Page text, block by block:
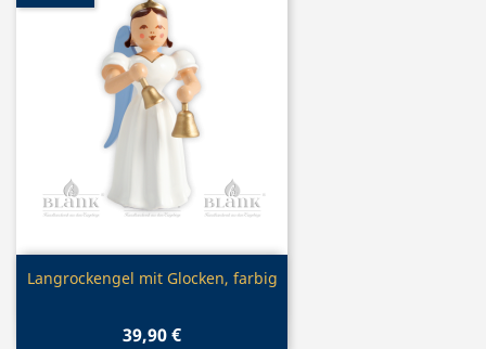
Vorschau
Langrockengel mit Glocken, farbig
39,90 €